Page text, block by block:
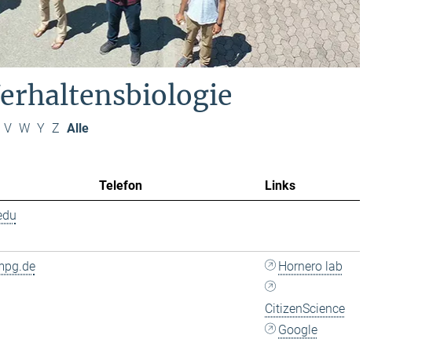
V W Y Z Alle
Telefon
Links
Hornero lab
CitizenScience
Google